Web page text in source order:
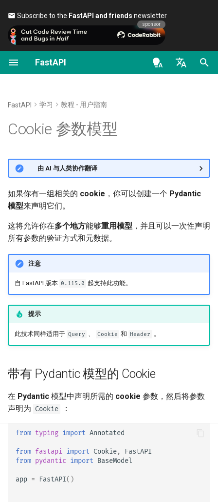
Subscribe to the FastAPI and friends newsletter 🎉
sponsor
FastAPI
de - Deutsch
es - español
fr - français
ko - 한국어
ru - русский язык
tr - Türkçe
zh - 简体中文
zh-hant - 繁體中文
带有 Pydantic 模型的 Cookie
类作为依赖项
使用 yield 的依赖项
安全 - 第一步
Password 和 Bearer 验证
OAuth2，基于 JWT 的 Bearer
令牌
流式数据
自定义响应 - HTML、流、文
件等
OpenAPI 中的附加响应
响应 Cookies
响应头
响应 - 更改状态码
高级依赖项
高级安全
OAuth2 作用域
子应用 - 挂载
使用代理
模板
WebSockets
关于 FastAPI 版本
手动运行服务器
部署概念
服务器工作进程（Workers）
- 使用 Uvicorn 的多工作进程
模式
容器中的 FastAPI - Docker
通用 - 如何操作 - 诀窍
Pydantic v2
GraphQL
类
扩展 OpenAPI
是否为输入和输出分别生成
OpenAPI JSON Schema
自托管自定义文档 UI 静态资
源
配置 Swagger UI
测试数据库
FastAPI class
UploadFile class
Exceptions - HTTPException
and WebSocketException
Dependencies - Depends()
and Security()
APIRouter class
Background Tasks -
BackgroundTasks
Request class
WebSockets
HTTPConnection class
File, HTML, Redirect,
Streaming, etc.
Server-Sent Events -
EventSourceResponse and
ServerSentEvent
Middleware
OpenAPI docs
FastAPI People
FastAPI全栈模板
FastAPI and friends
newsletter
替代方案、灵感与对比
Repository Management
FastAPI 学习 教程 - 用户指南
Cookie 参数模型
🌐 由 AI 与人类协作翻译
如果你有一组相关的 cookie ，你可以创建一个 Pydantic
模型来声明它们。🍪
这将允许你在多个地方能够重用模型 ，并且可以一次性声明
所有参数的验证方式和元数据。😎
注意
自 FastAPI 版本 0.115.0 起支持此功能。🤓
提示
此技术同样适用于 Query 、 Cookie 和 Header 。😎
带有 Pydantic 模型的 Cookie
在 Pydantic 模型中声明所需的 cookie 参数，然后将参数
声明为 Cookie ：
from typing import Annotated
from fastapi import Cookie,
FastAPI
from pydantic import BaseModel
app = FastAPI()